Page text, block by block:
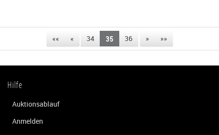
«« « 34 35 36 » »»
Hilfe
Auktionsablauf
Anmelden